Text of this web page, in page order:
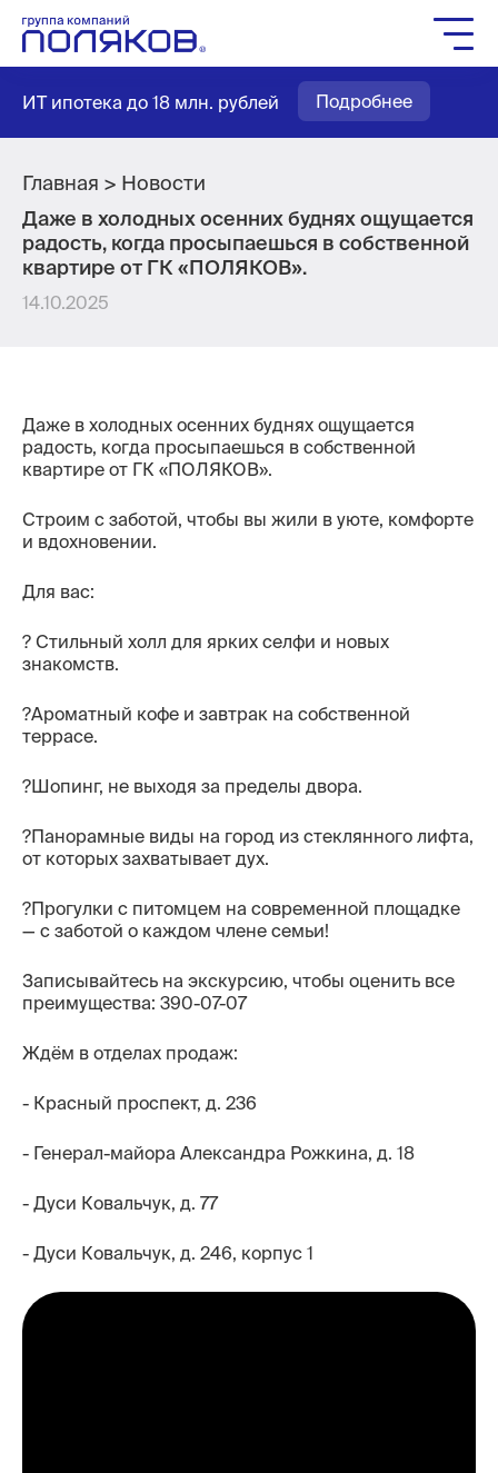
ИТ ипотека до 18 млн. рублей Подробнее
Группа компаний
Жилое строительство
Социальное строительство
Мастер-планирование
Квартиры
Выбор паркинга
Выбор кладовых
Агентам
Новости
Контакты
Главная
Новости
Даже в холодных осенних буднях ощущается
радость, когда просыпаешься в собственной
квартире от ГК «ПОЛЯКОВ».
14.10.2025
Даже в холодных осенних буднях ощущается
радость, когда просыпаешься в собственной
квартире от ГК «ПОЛЯКОВ».
Строим с заботой, чтобы вы жили в уюте, комфорте
и вдохновении.
Для вас:
? Стильный холл для ярких селфи и новых
знакомств.
?Ароматный кофе и завтрак на собственной
террасе.
?Шопинг, не выходя за пределы двора.
?Панорамные виды на город из стеклянного лифта,
от которых захватывает дух.
?Прогулки с питомцем на современной площадке
— с заботой о каждом члене семьи!
Записывайтесь на экскурсию, чтобы оценить все
преимущества: 390-07-07
Ждём в отделах продаж:
- Красный проспект, д. 236
- Генерал-майора Александра Рожкина, д. 18
- Дуси Ковальчук, д. 77
- Дуси Ковальчук, д. 246, корпус 1